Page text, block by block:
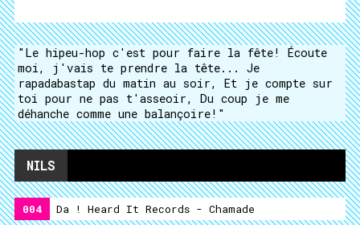
"Le hipeu-hop c'est pour faire la fête! Écoute
moi, j'vais te prendre la tête... Je
rapadabastap du matin au soir, Et je compte sur
toi pour ne pas t'asseoir, Du coup je me
déhanche comme une balançoire!"
NILS
004 Da ! Heard It Records - Chamade